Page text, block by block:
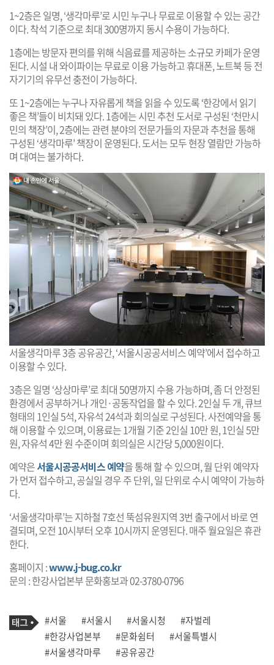
1~2층은 일명, ‘생각마루’로 시민 누구나 무료로 이용할 수 있는 공간
이다. 착석 기준으로 최대 300명까지 동시 수용이 가능하다.
1층에는 방문자 편의를 위해 식음료를 제공하는 소규모 카페가 운영
된다. 시설 내 와이파이는 무료로 이용 가능하고 휴대폰, 노트북 등 전
자기기의 유무선 충전이 가능하다.
또 1~2층에는 누구나 자유롭게 책을 읽을 수 있도록 ‘한강에서 읽기
좋은 책’들이 비치돼 있다. 1층에는 시민 추천 도서로 구성된 ‘천만시
민의 책장’이, 2층에는 관련 분야의 전문가들의 자문과 추천을 통해
구성된 ‘생각마루’ 책장이 운영된다. 도서는 모두 현장 열람만 가능하
며 대여는 불가하다.
서울생각마루 3층 공유공간, ‘서울시공공서비스 예약’에서 접수하고
이용할 수 있다.
3층은 일명 ‘상상마루’로 최대 50명까지 수용 가능하며, 좀 더 안정된
환경에서 공부하거나 개인·공동작업을 할 수 있다. 2인실 두 개, 큐브
형태의 1인실 5석, 자유석 24석과 회의실로 구성된다. 사전예약을 통
해 이용할 수 있으며, 이용료는 1개월 기준 2인실 10만 원, 1인실 5만
원, 자유석 4만 원 수준이며 회의실은 시간당 5,000원이다.
예약은서울시공공서비스 예약을 통해 할 수 있으며, 월 단위 예약자
가 먼저 접수하고, 공실일 경우 주 단위, 일 단위로 수시 예약이 가능하
다.
‘서울생각마루’는 지하철 7호선 뚝섬유원지역 3번 출구에서 바로 연
결되며, 오전 10시부터 오후 10시까지 운영된다. 매주 월요일은 휴관
한다.
홈페이지 :www.j-bug.co.kr
문의 : 한강사업본부 문화홍보과 02-3780-0796
기
사
관
련
태
태
그
#서울 #서울시 #서울시청
#자벌레
#한강사업본부
#문화쉼터
#서울특별시
#서울생각마루
#공유공간